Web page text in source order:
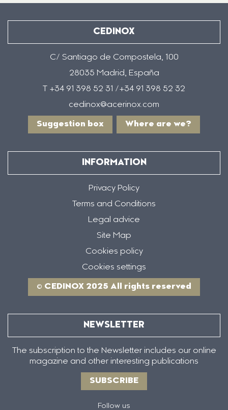
CEDINOX
C/ Santiago de Compostela, 100
28035 Madrid, España
T +34 91 398 52 31 /+34 91 398 52 32
cedinox@acerinox.com
Suggestion box Where are we?
INFORMATION
Privacy Policy
Terms and Conditions
Legal advice
Site Map
Cookies policy
Cookies settings
© CEDINOX 2025 All rights reserved
NEWSLETTER
The subscription to the Newsletter includes our online
magazine and other interesting publications
SUBSCRIBE
Follow us